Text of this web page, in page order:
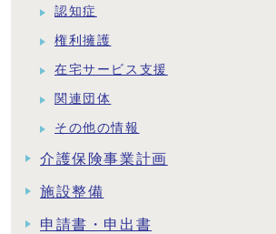
認知症
権利擁護
在宅サービス支援
関連団体
その他の情報
介護保険事業計画
施設整備
申請書・申出書